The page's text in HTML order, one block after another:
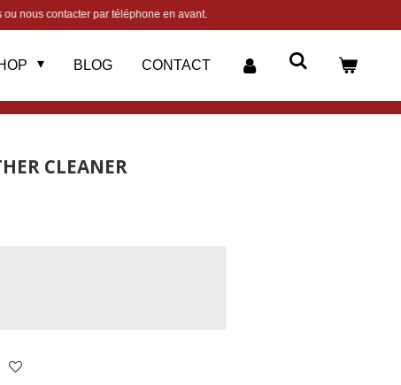
nous contacter par téléphone en avant.
BLOG CONTACT
CLEANER